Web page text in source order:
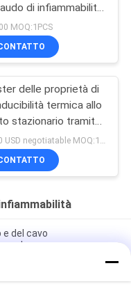
di infiammabilità
da
singola
MOQ:1PCS
delle proprietà di
termica allo
stazionario tramite
di flusso di
e del cavo
elettrico per
illuminazione